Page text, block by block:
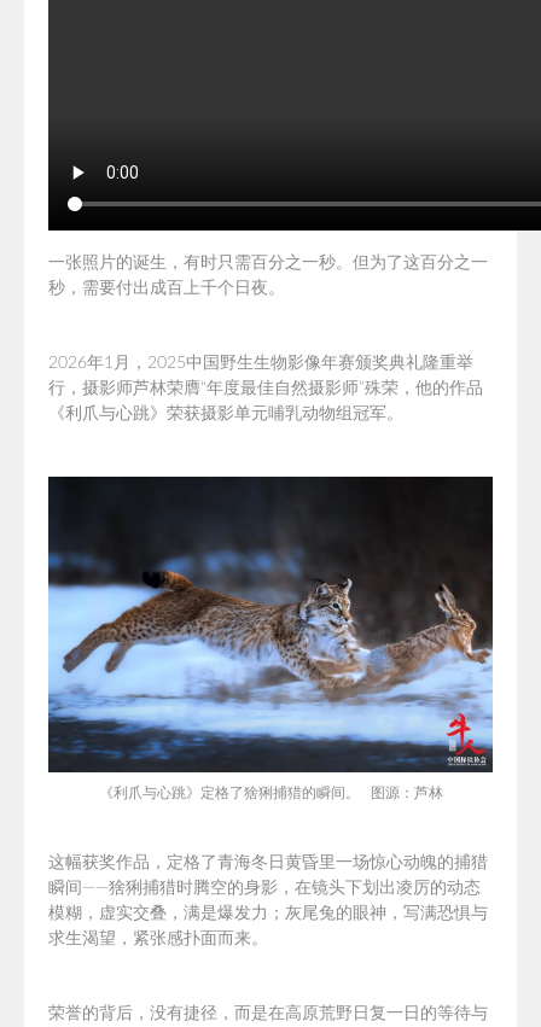
一张照片的诞生，有时只需百分之一秒。但为了这百分之一
秒，需要付出成百上千个日夜。
2026年1月，2025中国野生生物影像年赛颁奖典礼隆重举
行，摄影师芦林荣膺“年度最佳自然摄影师”殊荣，他的作品
《利爪与心跳》荣获摄影单元哺乳动物组冠军。
《利爪与心跳》定格了猞猁捕猎的瞬间。 图源：芦林
这幅获奖作品，定格了青海冬日黄昏里一场惊心动魄的捕猎
瞬间——猞猁捕猎时腾空的身影，在镜头下划出凌厉的动态
模糊，虚实交叠，满是爆发力；灰尾兔的眼神，写满恐惧与
求生渴望，紧张感扑面而来。
荣誉的背后，没有捷径，而是在高原荒野日复一日的等待与